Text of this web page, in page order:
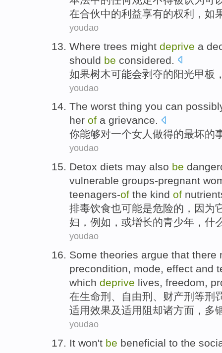
在合伙中的利益享有的权利， 如
youdao
Where trees might deprive a
should be considered
如果树木可能会剥夺的阳光甲板
youdao
The worst thing you can
her of a grievance.
你能够对一个女人 做得的最坏的
youdao
Detox diets may also be
vulnerable groups-pregnant
teenagers-of the kind of
排毒饮食也可能是危险的 ， 因为
妇 ， 例如 ， 或增长的青少年 ， 什
youdao
Some theories argue that there
precondition, mode, effect and
which deprive lives, freedom,
在生命刑 、自由刑、财产刑等刑
适用效果及适用阻却诸方面，多
youdao
It won't be beneficial to the